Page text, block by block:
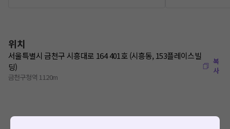
위치
서울특별시 금천구 시흥대로 164 401호 (시흥동, 153플레이스빌
딩)
금천구청역 1120m
복
사